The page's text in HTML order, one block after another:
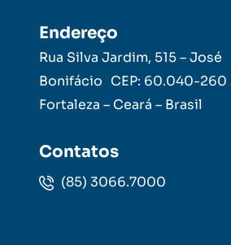
Endereço
Rua Silva Jardim, 515 – José
Bonifácio CEP: 60.040-260
Fortaleza – Ceará – Brasil
Contatos
(85) 3066.7000